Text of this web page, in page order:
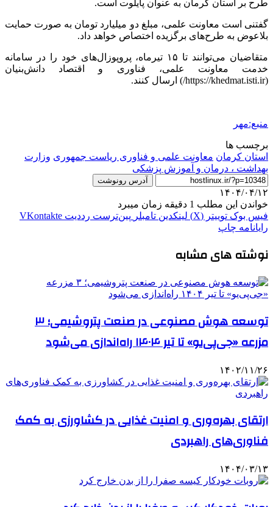
طرح بر استان کرمان به عنوان پایلوت است.
گفتنی است معاونت علمی، مبلغ دو میلیارد تومان به صورت حمایت
بلاعوض به طرح‌های برگزیده اختصاص خواهد داد.
متقاضیان می‌توانند تا ۱۵ تیرماه، پروپوزال‌های خود را در سامانه
خدمت معاونت علمی، فناوری و اقتصاد دانش‌بنیان
(https://khedmat.isti.ir/) ارسال کنند.
منبع:مهر
برچسب ها
استان کرمان معاونت علمی و فناوری ریاست جمهوری وزارت
بهداشت ، درمان و آموزش پزشکی
آدرس رونوشت
۱۴۰۴/۰۴/۱۲
خواندن این مطلب 1 دقیقه زمان میبرد
فیس بوک توییتر (X) لینکدین ‫تامبلر ‫پین‌ترست ‫رددیت ‫VKontakte
رایانامه چاپ
نوشته های مشابه
توسعه هوش مصنوعی در صنعت پتروشیمی؛ ۳
مزرعه «جی‌پی‌یو» تا تیر ۱۴۰۴ راه‌اندازی می‌شود
۱۴۰۲/۱۱/۲۶
ارتقای بهره‌وری و امنیت غذایی در کشاورزی به کمک
فناوری‌های راهبردی
۱۴۰۴/۰۳/۱۳